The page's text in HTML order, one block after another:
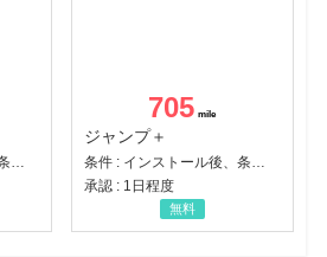
705
ジャンプ＋
承認 : 1日程度
無料